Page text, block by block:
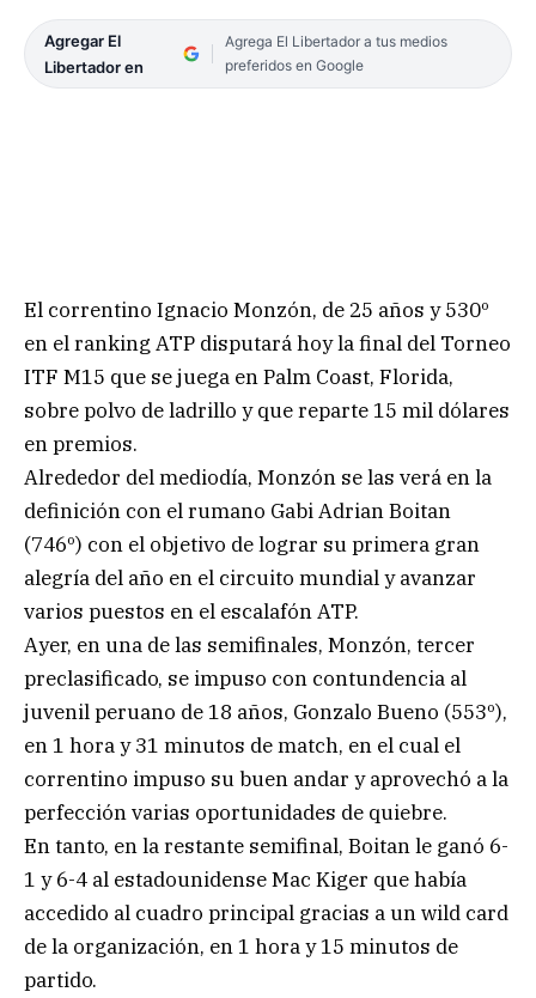
Agregar El
Libertador en
Agrega El Libertador a tus medios
preferidos en Google
El correntino Ignacio Monzón, de 25 años y 530º
en el ranking ATP disputará hoy la final del Torneo
ITF M15 que se juega en Palm Coast, Florida,
sobre polvo de ladrillo y que reparte 15 mil dólares
en premios.
Alrededor del mediodía, Monzón se las verá en la
definición con el rumano Gabi Adrian Boitan
(746º) con el objetivo de lograr su primera gran
alegría del año en el circuito mundial y avanzar
varios puestos en el escalafón ATP.
Ayer, en una de las semifinales, Monzón, tercer
preclasificado, se impuso con contundencia al
juvenil peruano de 18 años, Gonzalo Bueno (553º),
en 1 hora y 31 minutos de match, en el cual el
correntino impuso su buen andar y aprovechó a la
perfección varias oportunidades de quiebre.
En tanto, en la restante semifinal, Boitan le ganó 6-
1 y 6-4 al estadounidense Mac Kiger que había
accedido al cuadro principal gracias a un wild card
de la organización, en 1 hora y 15 minutos de
partido.